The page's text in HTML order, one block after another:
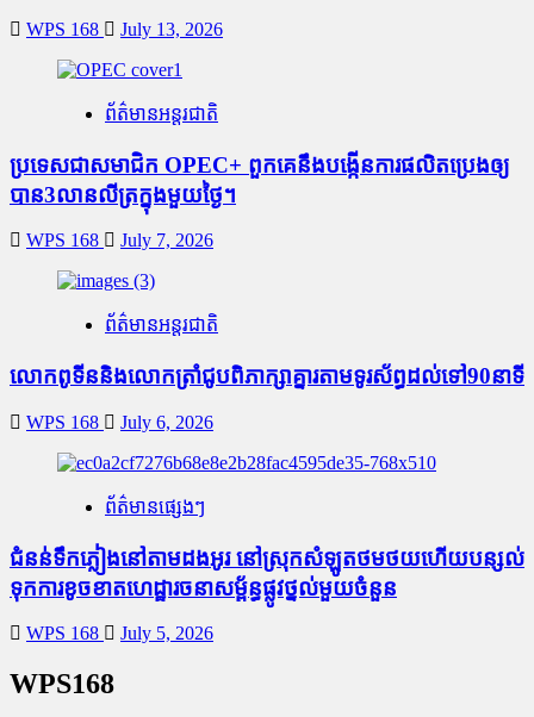
WPS 168 July 13, 2026
ព័ត៌មានអន្តរជាតិ
ប្រទេសជាសមាជិក OPEC+​ ពួកគេនឹងបង្កើនការផលិតប្រេងឲ្យ
បាន3លានលីត្រក្នុងមួយថ្ងៃ។
WPS 168 July 7, 2026
ព័ត៌មានអន្តរជាតិ
លោកពូទីននិងលោកត្រាំជូបពិភាក្សាគ្នារតាមទូរស័ព្ធដល់ទៅ90នាទី
WPS 168 July 6, 2026
ព័ត៌មានផ្សេងៗ
ជំនន់​ទឹកភ្លៀង​នៅ​តាម​ដងអូរ​ នៅ​ស្រុក​សំឡូត​ថមថយ​ហើយ​បន្សល់​
ទុក​ការ​ខូចខាត​ហេដ្ឋារចនាសម្ព័ន្ធ​ផ្លូវថ្នល់​មួយ​ចំនួន
WPS 168 July 5, 2026
WPS168